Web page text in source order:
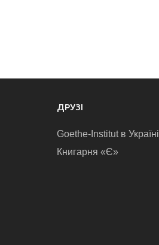
ДРУЗІ
Goethe-Institut в Україні
Книгарня «Є»